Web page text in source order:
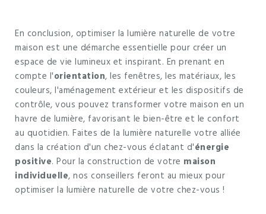
En conclusion, optimiser la lumière naturelle de votre
maison est une démarche essentielle pour créer un
espace de vie lumineux et inspirant. En prenant en
compte l'orientation, les fenêtres, les matériaux, les
couleurs, l'aménagement extérieur et les dispositifs de
contrôle, vous pouvez transformer votre maison en un
havre de lumière, favorisant le bien-être et le confort
au quotidien. Faites de la lumière naturelle votre alliée
dans la création d'un chez-vous éclatant d'énergie
positive. Pour la construction de votre maison
individuelle, nos conseillers feront au mieux pour
optimiser la lumière naturelle de votre chez-vous !